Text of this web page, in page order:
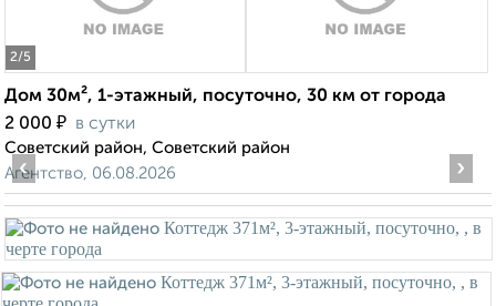
2/5
Дом 30м², 1-этажный, посуточно, 30 км от города
2 000 ₽ в сутки
Советский район, Советский район
Агентство, 06.08.2026
‹ ›